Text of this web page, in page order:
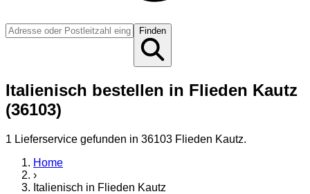
Finden
Italienisch bestellen in Flieden Kautz
(36103)
1 Lieferservice gefunden in 36103 Flieden Kautz.
Home
›
Italienisch in Flieden Kautz